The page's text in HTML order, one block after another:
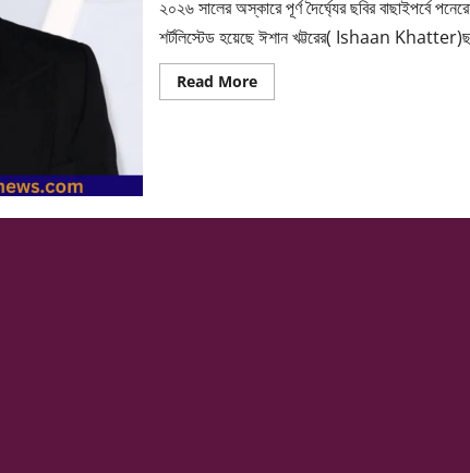
২০২৬ সালের অস্কারে পূর্ণ দৈর্ঘ্যের ছবির বাছাইপর্বে
শর্টলিস্টেড হয়েছে ঈশান খট্টরের( Ishaan
Read MoreRead
more
বললেন